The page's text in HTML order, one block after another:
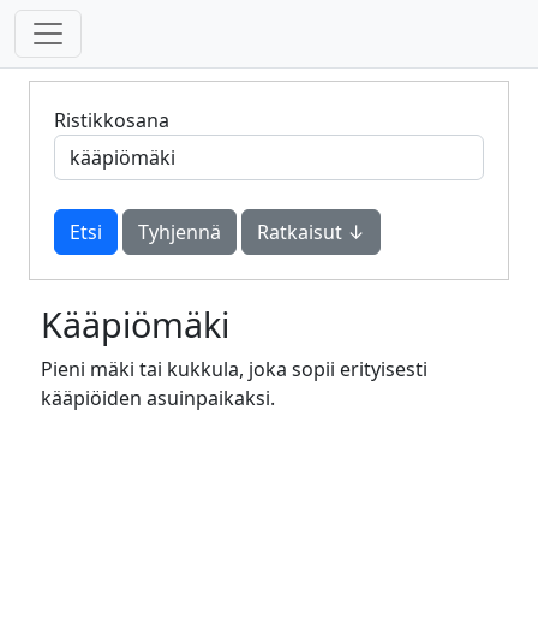
Ristikkosana
Tyhjennä Ratkaisut ↓
Kääpiömäki
Pieni mäki tai kukkula, joka sopii erityisesti
kääpiöiden asuinpaikaksi.